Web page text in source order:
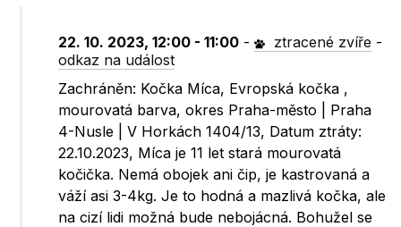
22. 10. 2023, 12:00 - 11:00 - ztracené zvíře -
odkaz na událost
Zachráněn: Kočka Míca, Evropská kočka ,
mourovatá barva, okres Praha-město | Praha
4-Nusle | V Horkách 1404/13, Datum ztráty:
22.10.2023, Míca je 11 let stará mourovatá
kočička. Nemá obojek ani čip, je kastrovaná a
váží asi 3-4kg. Je to hodná a mazlivá kočka, ale
na cizí lidi možná bude nebojácná. Bohužel se